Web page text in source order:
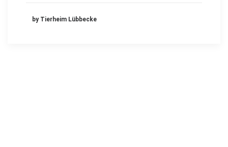
by Tierheim Lübbecke